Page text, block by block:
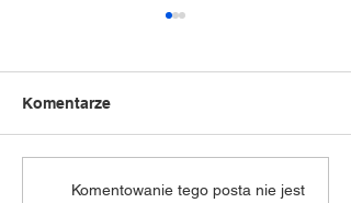
„Dziecięca Moc Sceny” -
Komentarze
Komentowanie tego posta nie jest